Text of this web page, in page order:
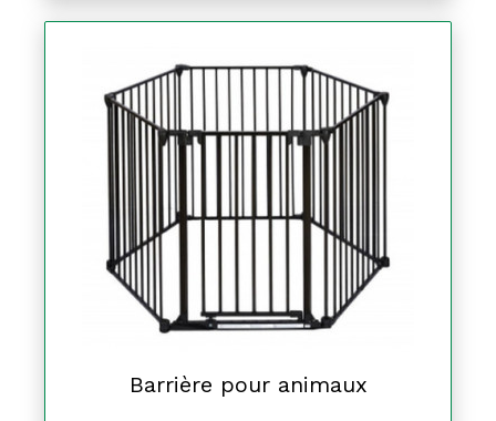
Barrière pour animaux